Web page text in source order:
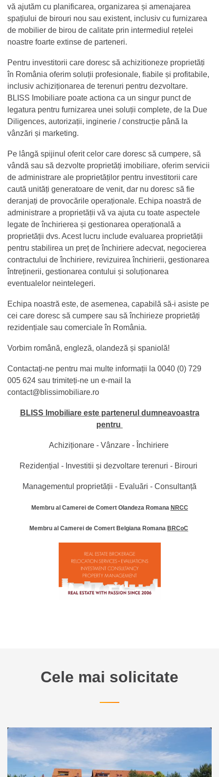
vă ajutăm cu planificarea, organizarea și amenajarea
spațiului de birouri nou sau existent, inclusiv cu furnizarea
de mobilier de birou de calitate prin intermediul rețelei
noastre foarte extinse de parteneri.
Pentru investitorii care doresc să achizitioneze proprietăți
în România oferim soluții profesionale, fiabile și profitabile,
inclusiv achiziționarea de terenuri pentru dezvoltare.
BLISS Imobiliare poate actiona ca un singur punct de
legatura pentru furnizarea unei soluții complete, de la Due
Diligences, autorizații, inginerie / construcție până la
vânzări și marketing.
Pe lângă spijinul oferit celor care doresc să cumpere, să
vândă sau să dezvolte proprietăți imobiliare, oferim servicii
de administrare ale proprietăților pentru investitorii care
caută unități generatoare de venit, dar nu doresc să fie
deranjați de provocările operaționale. Echipa noastră de
administrare a proprietății vă va ajuta cu toate aspectele
legate de închirierea și gestionarea operațională a
proprietății dvs. Acest lucru include evaluarea proprietății
pentru stabilirea un preț de închiriere adecvat, negocierea
contractului de închiriere, revizuirea închirierii, gestionarea
întreținerii, gestionarea contului și soluționarea
eventualelor neintelegeri.
Echipa noastră este, de asemenea, capabilă să-i asiste pe
cei care doresc să cumpere sau să închirieze proprietăți
rezidențiale sau comerciale în România.
Vorbim română, engleză, olandeză și spaniolă!
Contactați-ne pentru mai multe informații la 0040 (0) 729
005 624 sau trimiteți-ne un e-mail la
contact@blissimobiliare.ro
BLISS Imobiliare este partenerul dumneavoastra
pentru
Achiziționare - Vânzare - Închiriere
Rezidențial - Investitii și dezvoltare terenuri - Birouri
Managementul proprietății - Evaluări - Consultanță
Membru al Camerei de Comert Olandeza Romana NRCC
Membru al Camerei de Comert Belgiana Romana BRCoC
Cele mai solicitate